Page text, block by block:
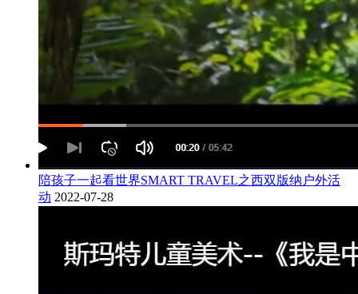
陪孩子一起看世界SMART TRAVEL之西双版纳户外活
动 2022-07-28